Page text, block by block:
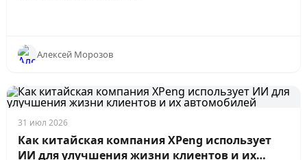
Алексей Морозов
31 июл 2026
Как китайская компания XPeng использует
ИИ для улучшения жизни клиентов и их